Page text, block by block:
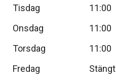
Tisdag
11:00
Onsdag
11:00
Torsdag
11:00
Fredag
Stängt